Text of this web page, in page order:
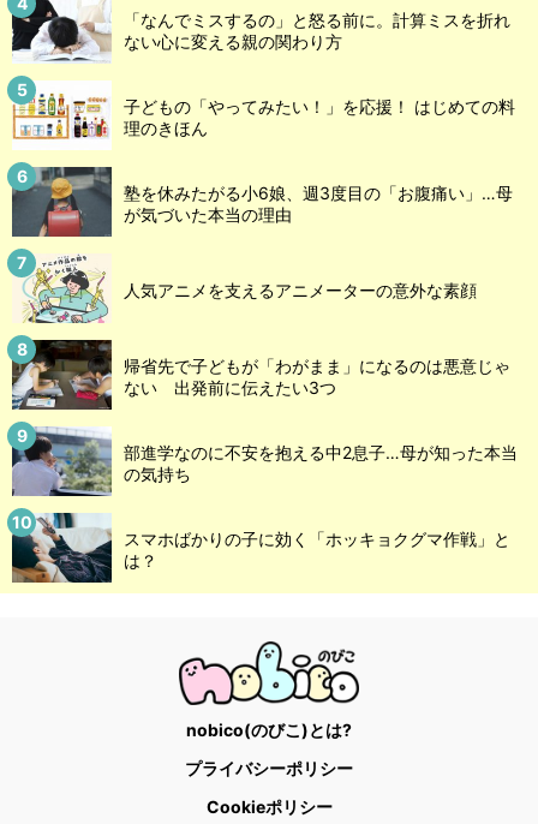
「なんでミスするの」と怒る前に。計算ミスを折れ
ない心に変える親の関わり方
子どもの「やってみたい！」を応援！ はじめての料
理のきほん
塾を休みたがる小6娘、週3度目の「お腹痛い」…母
が気づいた本当の理由
人気アニメを支えるアニメーターの意外な素顔
帰省先で子どもが「わがまま」になるのは悪意じゃ
ない 出発前に伝えたい3つ
部進学なのに不安を抱える中2息子…母が知った本当
の気持ち
スマホばかりの子に効く「ホッキョクグマ作戦」と
は？
nobico(のびこ)とは?
プライバシーポリシー
Cookieポリシー